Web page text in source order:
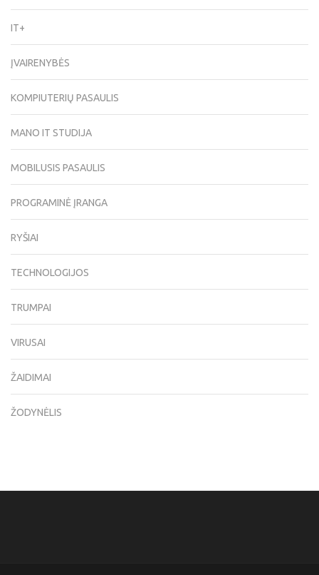
IT+
ĮVAIRENYBĖS
KOMPIUTERIŲ PASAULIS
MANO IT STUDIJA
MOBILUSIS PASAULIS
PROGRAMINĖ ĮRANGA
RYŠIAI
TECHNOLOGIJOS
TRUMPAI
VIRUSAI
ŽAIDIMAI
ŽODYNĖLIS